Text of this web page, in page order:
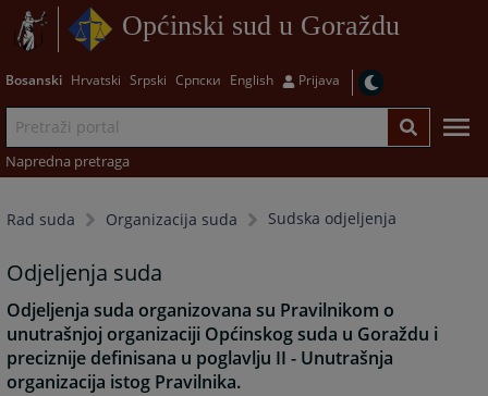
Općinski sud u Goraždu
Bosanski Hrvatski Srpski Српски English Prijava
Napredna pretraga
Rad suda Organizacija suda Sudska odjeljenja
Odjeljenja suda
Odjeljenja suda organizovana su Pravilnikom o
unutrašnjoj organizaciji Općinskog suda u Goraždu i
preciznije definisana u poglavlju II - Unutrašnja
organizacija istog Pravilnika.